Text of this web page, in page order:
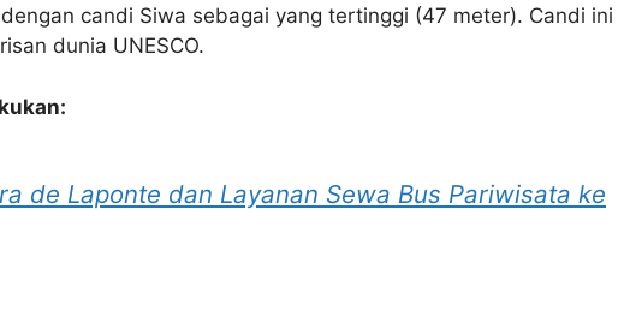
candi Siwa sebagai yang tertinggi (47 meter). Candi ini
dunia UNESCO.
de Laponte dan Layanan Sewa Bus Pariwisata ke